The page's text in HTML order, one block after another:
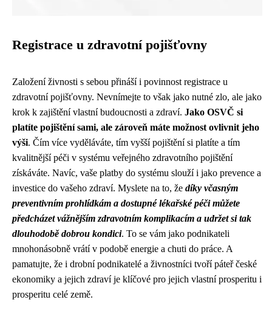
Registrace u zdravotní pojišťovny
Založení živnosti s sebou přináší i povinnost registrace u
zdravotní pojišťovny. Nevnímejte to však jako nutné zlo, ale jako
krok k zajištění vlastní budoucnosti a zdraví. Jako OSVČ si
platíte pojištění sami, ale zároveň máte možnost ovlivnit jeho
výši. Čím více vyděláváte, tím vyšší pojištění si platíte a tím
kvalitnější péči v systému veřejného zdravotního pojištění
získáváte. Navíc, vaše platby do systému slouží i jako prevence a
investice do vašeho zdraví. Myslete na to, že díky včasným
preventivním prohlídkám a dostupné lékařské péči můžete
předcházet vážnějším zdravotním komplikacím a udržet si tak
dlouhodobě dobrou kondici. To se vám jako podnikateli
mnohonásobně vrátí v podobě energie a chuti do práce. A
pamatujte, že i drobní podnikatelé a živnostníci tvoří páteř české
ekonomiky a jejich zdraví je klíčové pro jejich vlastní prosperitu i
prosperitu celé země.